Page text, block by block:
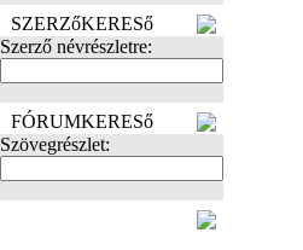
SZERZőKERESő
Szerző névrészletre:
FÓRUMKERESő
Szövegrészlet: